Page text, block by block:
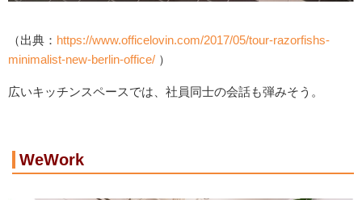
（出典： https://www.officelovin.com/2017/05/tour-razorfishs-
minimalist-new-berlin-office/ ）
広いキッチンスペースでは、社員同士の会話も弾みそう。
WeWork